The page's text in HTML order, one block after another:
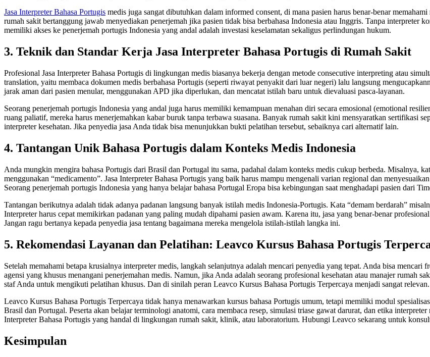
Jasa Interpreter Bahasa Portugis medis juga sangat dibutuhkan dalam informed consent, di mana pasien harus benar-benar
rumah sakit bertanggung jawab menyediakan penerjemah jika pasien tidak bisa berbahasa Indonesia atau Inggris. Tanpa interpreter
memiliki akses ke penerjemah portugis Indonesia yang andal adalah investasi keselamatan sekaligus perlindungan hukum.
3. Teknik dan Standar Kerja Jasa Interpreter Bahasa Portugis di Rumah Sakit
Profesional Jasa Interpreter Bahasa Portugis di lingkungan medis biasanya bekerja dengan metode consecutive interpreting atau
translation, yaitu membaca dokumen medis berbahasa Portugis (seperti riwayat penyakit dari luar negeri) lalu langsung
jarak aman dari pasien menular, menggunakan APD jika diperlukan, dan mencatat istilah baru untuk dievaluasi pasca-layanan.
Seorang penerjemah portugis Indonesia yang andal juga harus memiliki kemampuan menahan diri secara emosional (emotional
ruang paliatif, mereka harus menerjemahkan kabar buruk tanpa terbawa suasana. Banyak rumah sakit kini mensyaratkan sertifikasi
interpreter kesehatan. Jika penyedia jasa Anda tidak bisa menunjukkan bukti pelatihan tersebut, sebaiknya cari alternatif lain.
4. Tantangan Unik Bahasa Portugis dalam Konteks Medis Indonesia
Anda mungkin mengira bahasa Portugis dari Brasil dan Portugal itu sama, padahal dalam konteks medis cukup berbeda. Misalnya,
menggunakan “medicamento”. Jasa Interpreter Bahasa Portugis yang baik harus mampu mengenali varian regional dan
Seorang penerjemah portugis Indonesia yang hanya belajar bahasa Portugal Eropa bisa kebingungan saat menghadapi pasien dari
Tantangan berikutnya adalah tidak adanya padanan langsung banyak istilah medis Indonesia-Portugis. Kata “demam berdarah”
Interpreter harus cepat memikirkan padanan yang paling mudah dipahami pasien awam. Karena itu, jasa yang benar-benar
Jangan ragu bertanya kepada penyedia jasa tentang bagaimana mereka mengelola istilah-istilah langka ini.
5. Rekomendasi Layanan dan Pelatihan: Leavco Kursus Bahasa Portugis
Setelah memahami betapa krusialnya interpreter medis, langkah selanjutnya adalah mencari penyedia yang tepat. Anda bisa mencari
agensi yang khusus menangani penerjemahan medis. Namun, jika Anda adalah seorang profesional kesehatan atau manajer rumah
staf Anda untuk mengikuti pelatihan khusus. Dan di sinilah peran Leavco Kursus Bahasa Portugis Terpercaya menjadi sangat relevan.
Leavco Kursus Bahasa Portugis Terpercaya tidak hanya menawarkan kursus bahasa Portugis umum, tetapi memiliki modul
Brasil dan Portugal. Peserta akan belajar terminologi anatomi, cara membaca resep, simulasi triase gawat darurat, dan etika
Interpreter Bahasa Portugis yang handal di lingkungan rumah sakit, klinik, atau laboratorium. Hubungi Leavco sekarang untuk
Kesimpulan